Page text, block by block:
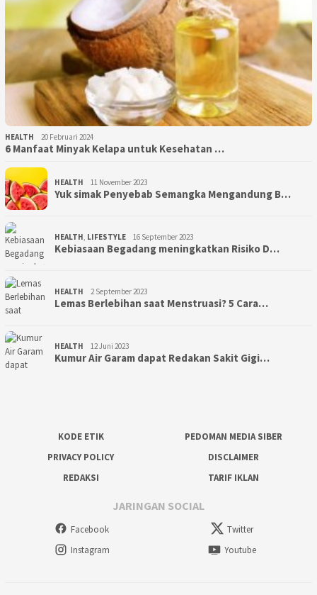
HEALTH 20 Februari 2024
6 Manfaat Minyak Kelapa untuk Kesehatan …
HEALTH 11 November 2023
Yuk simak Penyebab Semangka Mengandung B…
HEALTH, LIFESTYLE 16 September 2023
Kebiasaan Begadang meningkatkan Risiko D…
HEALTH 2 September 2023
Lemas Berlebihan saat Menstruasi? 5 Cara…
HEALTH 12 Juni 2023
Kumur Air Garam dapat Redakan Sakit Gigi…
KODE ETIK
PEDOMAN MEDIA SIBER
PRIVACY POLICY
DISCLAIMER
REDAKSI
TARIF IKLAN
JARINGAN SOCIAL
Facebook
Twitter
Instagram
Youtube